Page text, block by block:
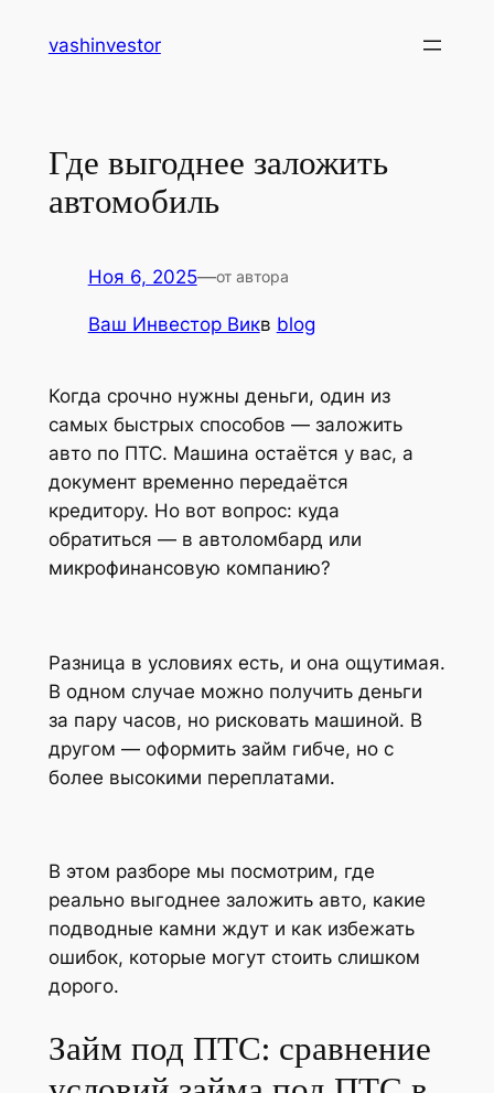
vashinvestor
Где выгоднее заложить
автомобиль
Ноя 6, 2025—от автора
Ваш Инвестор Викв blog
Когда срочно нужны деньги, один из
самых быстрых способов — заложить
авто по ПТС. Машина остаётся у вас, а
документ временно передаётся
кредитору. Но вот вопрос: куда
обратиться — в автоломбард или
микрофинансовую компанию?
Разница в условиях есть, и она ощутимая.
В одном случае можно получить деньги
за пару часов, но рисковать машиной. В
другом — оформить займ гибче, но с
более высокими переплатами.
В этом разборе мы посмотрим, где
реально выгоднее заложить авто, какие
подводные камни ждут и как избежать
ошибок, которые могут стоить слишком
дорого.
Займ под ПТС: сравнение